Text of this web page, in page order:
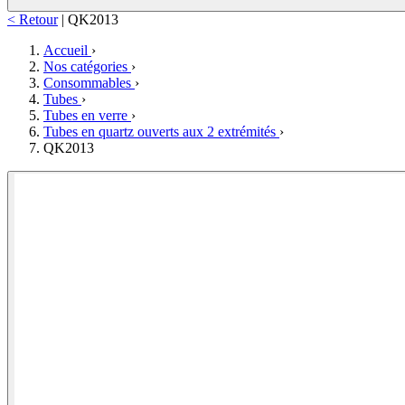
< Retour | QK2013
Accueil ›
Nos catégories ›
Consommables ›
Tubes ›
Tubes en verre ›
Tubes en quartz ouverts aux 2 extrémités ›
QK2013